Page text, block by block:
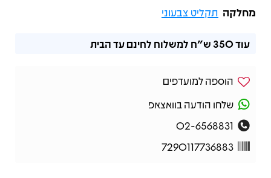
מחלקה תקליט צבעוני
עוד350 ש"ח למשלוח לחינם עד הבית
הוספה למועדפים
שלחו הודעה בוואצאפ
02-6568831
7290117736883